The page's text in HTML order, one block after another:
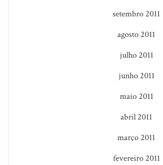
setembro 2011
agosto 2011
julho 2011
junho 2011
maio 2011
abril 2011
março 2011
fevereiro 2011